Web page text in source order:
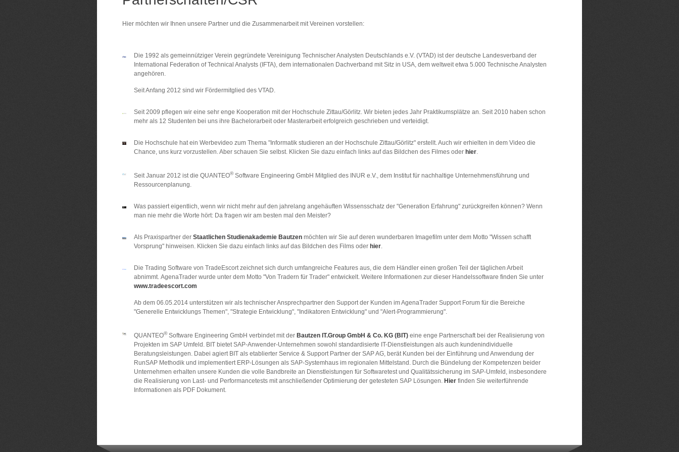
Hier möchten wir Ihnen unsere Partner und die Zusammenarbeit mit Vereinen vorstellen:
Die 1992 als gemeinnütziger Verein gegründete Vereinigung Technischer Analysten Deutschlands e.V. (VTAD) ist der deutsche Landesverband der
International Federation of Technical Analysts (IFTA), dem internationalen Dachverband mit Sitz in USA, dem weltweit etwa 5.000 Technische Analysten
angehören.
Seit Anfang 2012 sind wir Fördermitglied des VTAD.
Seit 2009 pflegen wir eine sehr enge Kooperation mit der Hochschule Zittau/Görlitz. Wir bieten jedes Jahr Praktikumsplätze an. Seit 2010 haben schon
mehr als 12 Studenten bei uns ihre Bachelorarbeit oder Masterarbeit erfolgreich geschrieben und verteidigt.
Die Hochschule hat ein Werbevideo zum Thema "Informatik studieren an der Hochschule Zittau/Görlitz" erstellt. Auch wir erhielten in dem Video die
Chance, uns kurz vorzustellen. Aber schauen Sie selbst. Klicken Sie dazu einfach links auf das Bildchen des Filmes oder hier.
Seit Januar 2012 ist die QUANTEO®Software Engineering GmbH Mitglied des INUR e.V., dem Institut für nachhaltige Unternehmensführung und
Ressourcenplanung.
Was passiert eigentlich, wenn wir nicht mehr auf den jahrelang angehäuften Wissensschatz der "Generation Erfahrung" zurückgreifen können? Wenn
man nie mehr die Worte hört: Da fragen wir am besten mal den Meister?
Als Praxispartner der Staatlichen Studienakademie Bautzen möchten wir Sie auf deren wunderbaren Imagefilm unter dem Motto "Wissen schafft
Vorsprung" hinweisen. Klicken Sie dazu einfach links auf das Bildchen des Films oder hier.
Die Trading Software von TradeEscort zeichnet sich durch umfangreiche Features aus, die dem Händler einen großen Teil der täglichen Arbeit
abnimmt. AgenaTrader wurde unter dem Motto "Von Tradern für Trader" entwickelt. Weitere Informationen zur dieser Handelssoftware finden Sie unter
www.tradeescort.com
Ab dem 06.05.2014 unterstützen wir als technischer Ansprechpartner den Support der Kunden im AgenaTrader Support Forum für die Bereiche
"Generelle Entwicklungs Themen", "Strategie Entwicklung", "Indikatoren Entwicklung" und "Alert-Programmierung".
QUANTEO®Software Engineering GmbH verbindet mit der Bautzen IT.Group GmbH & Co. KG (BIT) eine enge Partnerschaft bei der Realisierung von
Projekten im SAP Umfeld. BIT bietet SAP-Anwender-Unternehmen sowohl standardisierte IT-Dienstleistungen als auch kundenindividuelle
Beratungsleistungen. Dabei agiert BIT als etablierter Service & Support Partner der SAP AG, berät Kunden bei der Einführung und Anwendung der
RunSAP Methodik und implementiert ERP-Lösungen als SAP-Systemhaus im regionalen Mittelstand. Durch die Bündelung der Kompetenzen beider
Unternehmen erhalten unsere Kunden die volle Bandbreite an Dienstleistungen für Softwaretest und Qualitätssicherung im SAP-Umfeld, insbesondere
die Realisierung von Last- und Performancetests mit anschließender Optimierung der getesteten SAP Lösungen. Hier finden Sie weiterführende
Informationen als PDF Dokument.